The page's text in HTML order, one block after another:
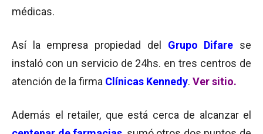
médicas.
Así la empresa propiedad del Grupo Difare se
instaló con un servicio de 24hs. en tres centros de
atención de la firma Clínicas Kennedy. Ver sitio.
Además el retailer, que está cerca de alcanzar el